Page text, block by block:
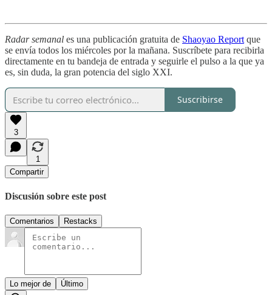
Radar semanal es una publicación gratuita de Shaoyao Report que
se envía todos los miércoles por la mañana. Suscríbete para recibirla
directamente en tu bandeja de entrada y seguirle el pulso a la que ya
es, sin duda, la gran potencia del siglo XXI.
Suscribirse
3
1
Compartir
Discusión sobre este post
Comentarios Restacks
Lo mejor de Último